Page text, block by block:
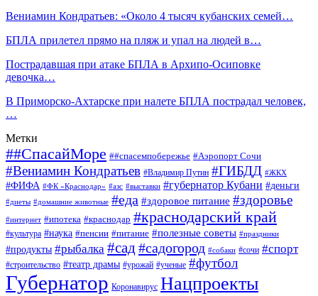
Вениамин Кондратьев: «Около 4 тысяч кубанских семей…
БПЛА прилетел прямо на пляж и упал на людей в…
Пострадавшая при атаке БПЛА в Архипо-Осиповке
девочка…
В Приморско-Ахтарске при налете БПЛА пострадал человек,
…
Метки
##СпасайМоре ##спасемпобережье #Аэропорт Сочи
#Вениамин Кондратьев #Владимир Путин #ГИБДД #ЖКХ
#ФИФА #ФК «Краснодар» #азс #выставки #губернатор Кубани #деньги
#диеты #домашние животные #еда #здоровое питание #здоровье
#интернет #ипотека #краснодар #краснодарский край
#культура #наука #пенсии #питание #полезные советы #праздники
#продукты #рыбалка #сад #садогород #собаки #сочи #спорт
#строительство #театр драмы #урожай #ученые #футбол
Губернатор Коронавирус Нацпроекты